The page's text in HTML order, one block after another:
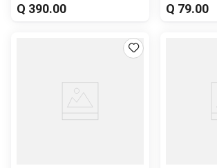
diaria+protector facial
Q 390.00 Q 79.00